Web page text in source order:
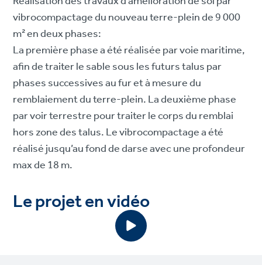
vibrocompactage du nouveau terre-plein de 9 000
m² en deux phases:
La première phase a été réalisée par voie maritime,
afin de traiter le sable sous les futurs talus par
phases successives au fur et à mesure du
remblaiement du terre-plein. La deuxième phase
par voir terrestre pour traiter le corps du remblai
hors zone des talus. Le vibrocompactage a été
réalisé jusqu’au fond de darse avec une profondeur
max de 18 m.
Le projet en vidéo